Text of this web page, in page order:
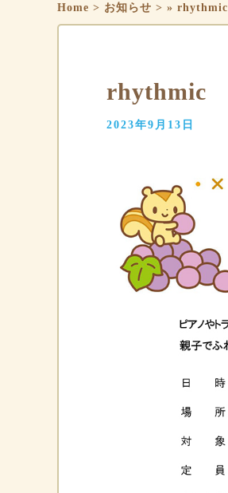
rhythmic
2023年9月13日
Home > お知らせ > » rhythmic